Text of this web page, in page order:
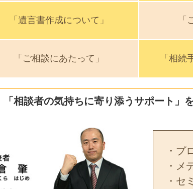
「遺言書作成について」 「
「ご相談にあたって」 「相続
「相談者の気持ちに寄り添うサポート」
・プ
・メ
・セ